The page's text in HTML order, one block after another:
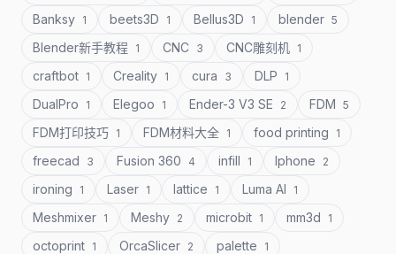
Banksy 1 beets3D 1 Bellus3D 1 blender 5
Blender新手教程 1 CNC 3 CNC雕刻机 1
craftbot 1 Creality 1 cura 3 DLP 1
DualPro 1 Elegoo 1 Ender-3 V3 SE 2 FDM 5
FDM打印技巧 1 FDM材料大全 1 food printing 1
freecad 3 Fusion 360 4 infill 1 Iphone 2
ironing 1 Laser 1 lattice 1 Luma AI 1
Meshmixer 1 Meshy 2 microbit 1 mm3d 1
octoprint 1 OrcaSlicer 2 palette 1